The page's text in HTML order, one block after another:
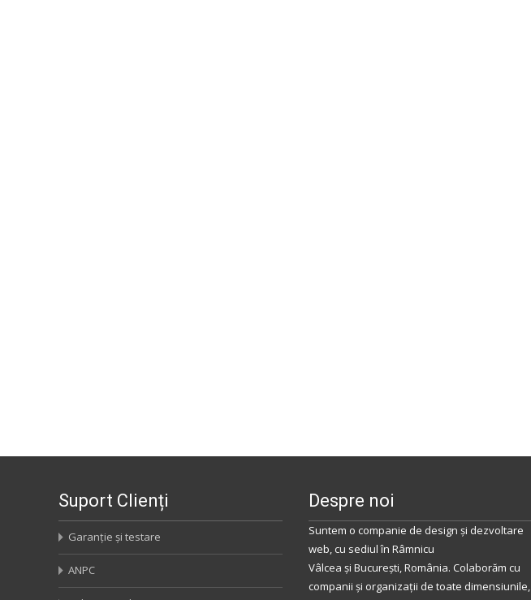
Suport Clienți
Garanție și testare
ANPC
Despre noi
Suntem o companie de design și dezvoltare
web, cu sediulîn Râmnicu
Vâlcea și București,România. Colaborăm cu
companii și organizații de toate dimensiunile,